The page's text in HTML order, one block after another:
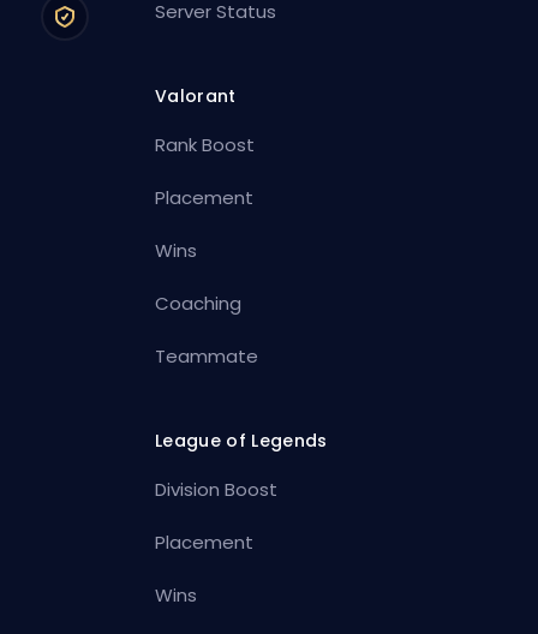
Server Status
Valorant
Rank Boost
Placement
Wins
Coaching
Teammate
League of Legends
Division Boost
Placement
Wins